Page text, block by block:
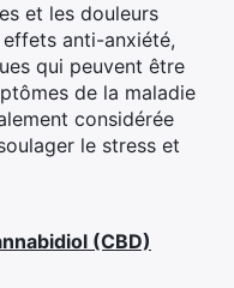
et les douleurs
anti-anxiété,
qui peuvent être
de la maladie
considérée
le stress et
(CBD)